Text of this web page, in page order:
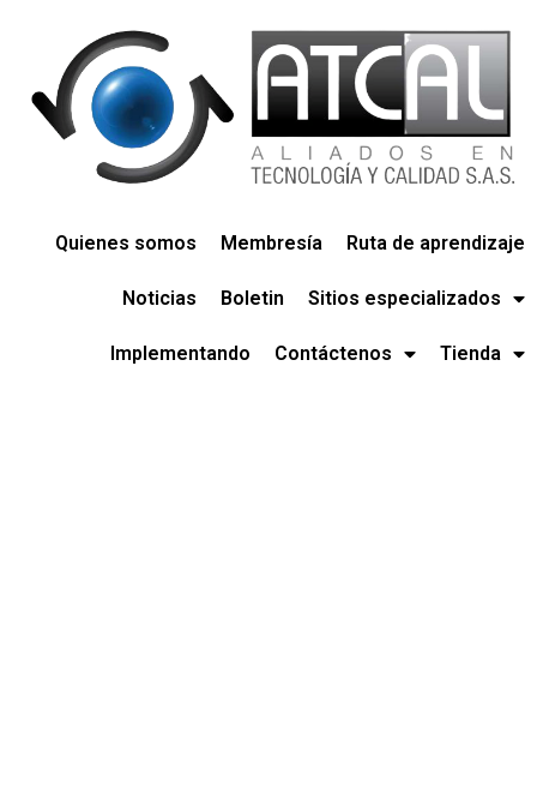
Quienes somos Membresía Ruta de aprendizaje
Noticias Boletin Sitios especializados
Implementando Contáctenos Tienda